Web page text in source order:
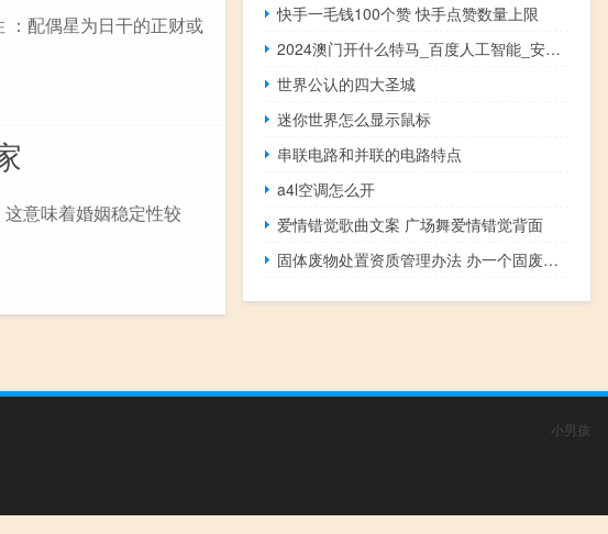
：配偶星为日干的正财或
意味着婚姻稳定性较
快手一毛钱100个赞 快手点赞数量上限
2024澳门开什么特马_百度人工智能_安卓版636.64.180
世界公认的四大圣城
迷你世界怎么显示鼠标
串联电路和并联的电路特点
a4l空调怎么开
爱情错觉歌曲文案 广场舞爱情错觉背面
固体废物处置资质管理办法 办一个固废处理资质多少钱
小男孩